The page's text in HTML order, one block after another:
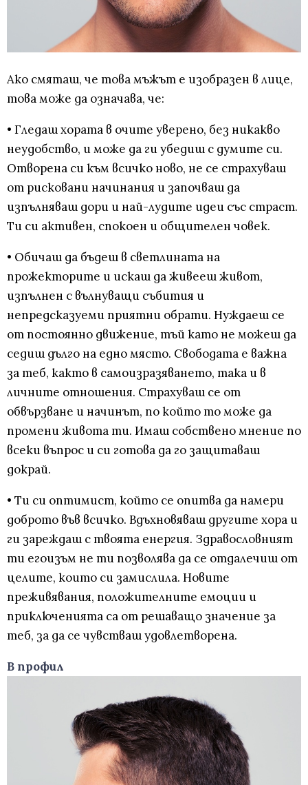
Ако смяташ, че това мъжът е изобразен в лице,
това може да означава, че:
• Гледаш хората в очите уверено, без никакво
неудобство, и може да ги убедиш с думите си.
Отворена си към всичко ново, не се страхуваш
от рисковани начинания и започваш да
изпълняваш дори и най-лудите идеи със страст.
Ти си активен, спокоен и общителен човек.
• Обичаш да бъдеш в светлината на
прожекторите и искаш да живееш живот,
изпълнен с вълнуващи събития и
непредсказуеми приятни обрати. Нуждаеш се
от постоянно движение, тъй като не можеш да
седиш дълго на едно място. Свободата е важна
за теб, както в самоизразяването, така и в
личните отношения. Страхуваш се от
обвързване и начинът, по който то може да
промени живота ти. Имаш собствено мнение по
всеки въпрос и си готова да го защитаваш
докрай.
• Ти си оптимист, който се опитва да намери
доброто във всичко. Вдъхновяваш другите хора и
ги зареждаш с твоята енергия. Здравословният
ти егоизъм не ти позволява да се отдалечиш от
целите, които си замислила. Новите
преживявания, положителните емоции и
приключенията са от решаващо значение за
теб, за да се чувстваш удовлетворена.
В профил